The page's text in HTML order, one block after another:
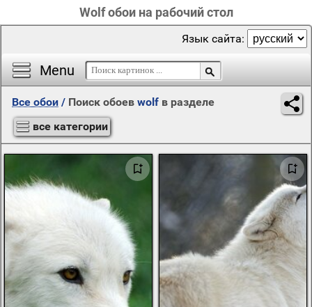
Wolf обои на рабочий стол
Menu
Язык сайта:
Все обои / Поиск обоев wolf в разделе
все категории